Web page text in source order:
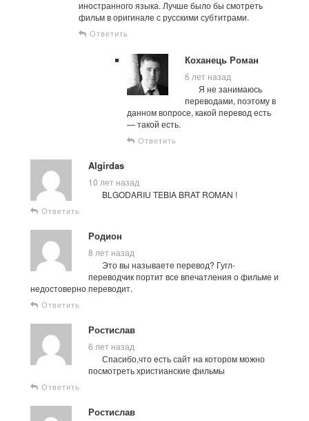
иностранного языка. Лучше было бы смотреть
фильм в оригинале с русскими субтитрами.
Ответить
Коханець Роман
6 лет назад
Я не занимаюсь
переводами, поэтому в
данном вопросе, какой перевод есть
— такой есть.
Ответить
Algirdas
10 лет назад
BLGODARIU TEBIA BRAT ROMAN !
Ответить
Родион
8 лет назад
Это вы называете перевод? Гугл-
переводчик портит все впечатления о фильме и
недостоверно переводит.
Ответить
Ростислав
6 лет назад
Спасибо,что есть сайт на котором можно
посмотреть христианские фильмы
Ответить
Ростислав